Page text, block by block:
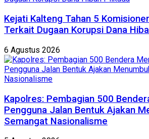
Kejati Kalteng Tahan 5
Terkait Dugaan Korupsi Dana
6 Agustus 2026
Kapolres: Pembagian 500
Pengguna Jalan Bentuk Ajakan
Semangat Nasionalisme